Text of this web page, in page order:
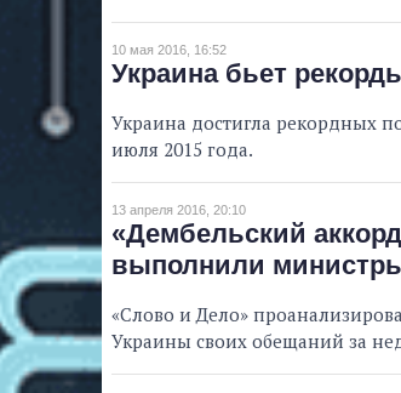
10 мая 2016, 16:52
Украина бьет
Украина достигла рекордных
июля 2015 года.
13 апреля 2016, 20:10
«Дембельский
выполнили
«Слово и Дело»
Украины своих обещаний за